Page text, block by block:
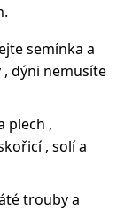
semínka a
dýni nemusíte
plech ,
, solí a
trouby a